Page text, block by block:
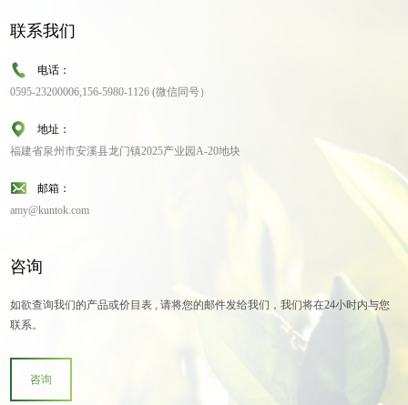
联系我们
电话：
0595-23200006,156-5980-1126 (微信同号）
地址：
福建省泉州市安溪县龙门镇2025产业园A-20地块
邮箱：
amy@kuntok.com
咨询
如欲查询我们的产品或价目表 , 请将您的邮件发给我们，我们将在24小时内与您
联系。
咨询